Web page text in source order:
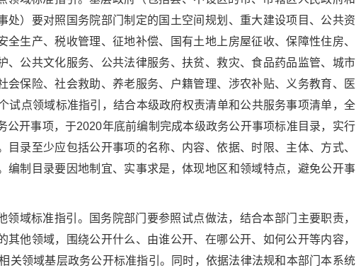
处）要对照国务院部门制定的国土空间规划、重大建设项目、公共资
全生产、税收管理、征地补偿、国有土地上房屋征收、保障性住房、
、公共文化服务、公共法律服务、扶贫、救灾、食品药品监管、城市
会保险、社会救助、养老服务、户籍管理、涉农补贴、义务教育、医
试点领域标准指引，结合本级政府权责清单和公共服务事项清单，全
公开事项，于2020年底前编制完成本级政务公开事项标准目录，实行
目录至少应包括公开事项的名称、内容、依据、时限、主体、方式、
编制目录要因地制宜、实事求是，体现地区和领域特点，避免公开事
领域标准指引。国务院部门要参照试点做法，结合本部门主要职责，
其他领域，围绕公开什么、由谁公开、在哪公开、如何公开等内容，
关领域基层政务公开标准指引。同时，依据法律法规和本部门本系统